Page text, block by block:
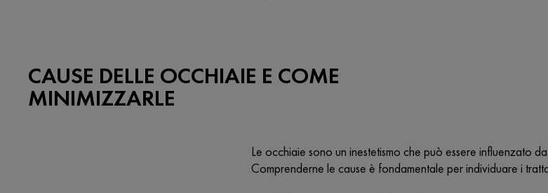
CAUSE DELLE OCCHIAIE E COME
MINIMIZZARLE
Le occhiaie sono un inestetismo che può essere influenzato
Comprenderne le cause è fondamentale per individuare i